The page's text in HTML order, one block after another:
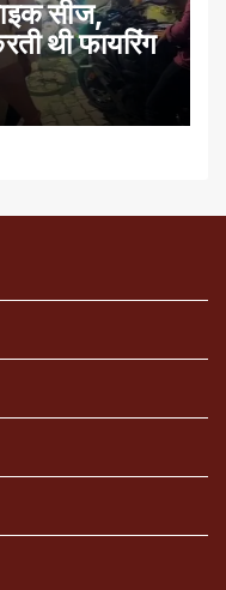
सीज,
थी फायरिंग